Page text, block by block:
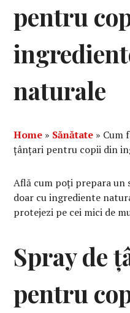
pentru
naturale
Home » Sănătate » Cum
țânțari pentru copii din
Află cum poți prepara un
doar cu ingrediente
protejezi pe cei mici de
Spray de
pentru